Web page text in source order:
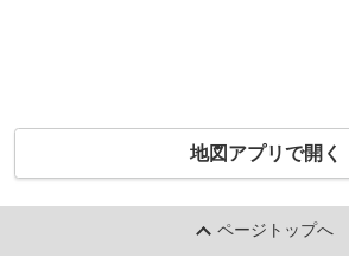
地図アプリで開く
ページトップへ